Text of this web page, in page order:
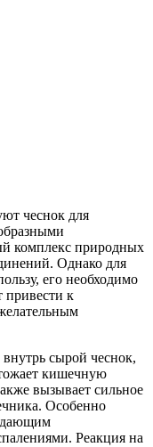
чеснок для
комплекс природных
Однако для
его необходимо
привести к
сырой чеснок,
кишечную
вызывает сильное
Особенно
Реакция на